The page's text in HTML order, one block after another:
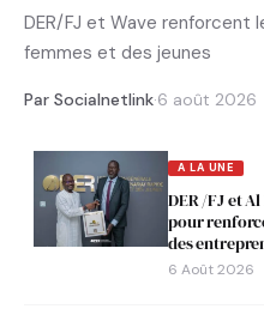
DER/FJ et Wave renforcent
femmes et des jeunes
Par Socialnetlink·6 août 2026
A LA UNE
DER /FJ et
pour
des
6 Août 2026